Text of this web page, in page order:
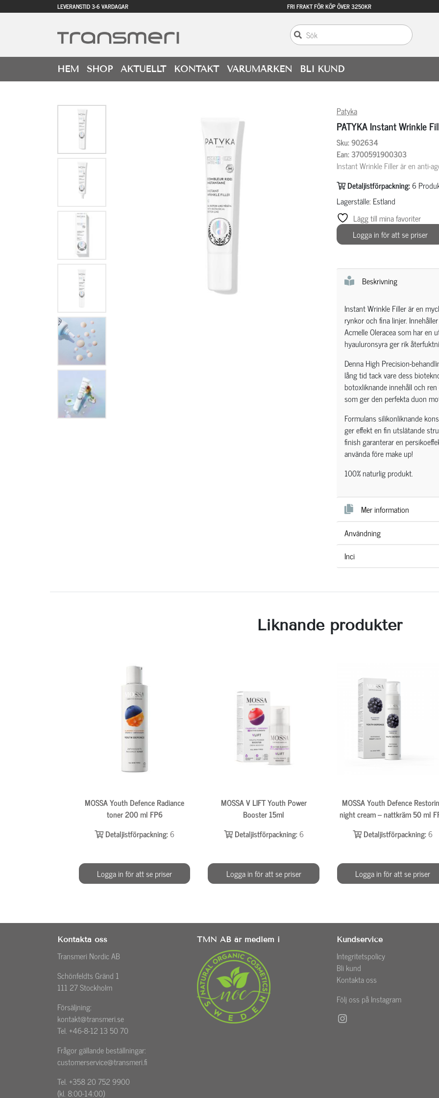
LEVERANSTID 3-6 VARDAGAR FRI FRAKT FÖR KÖP ÖVER 3250KR
HEM SHOP AKTUELLT KONTAKT VARUMÄRKEN BLI KUND
Patyka
PATYKA Instant Wrinkle
Sku: 902634
Ean: 3700591900303
Instant Wrinkle Filler är en anti-
Detaljistförpackning:6
Lagerställe: Estland
Lägg till mina favoriter
Logga in för att se priser
Beskrivning
Instant Wrinkle Filler är en
rynkor och fina linjer.
Acmelle Oleracea som har en
hyauluronsyra ger rik
Denna High Precision-
lång tid tack vare dess
botoxliknande innehåll och
som ger den perfekta duon
Formulans silikonliknande
ger effekt en fin utslätande
finish garanterar en
använda före make up!
100% naturlig produkt.
Mer information
Användning
Inci
Liknande produkter
MOSSA Youth Defence Radiance
toner 200 ml FP6
Detaljistförpackning:6
Logga in för att se priser
MOSSA V LIFT Youth Power
Booster 15ml
Detaljistförpackning:6
Logga in för att se priser
MOSSA Youth Defence
night cream – nattkräm 50 ml
Detaljistförpackning:6
Logga in för att se priser
Kontakta oss
Transmeri Nordic AB
Schönfeldts Gränd 1
111 27 Stockholm
Försäljning:
kontakt@transmeri.se
Tel. +46-8-12 13 50 70
Frågor gällande beställningar:
customerservice@transmeri.fi
Tel. +358 20 752 9900
(kl. 8:00-14:00)
TMN AB är medlem i Kundservice
Integritetspolicy
Bli kund
Kontakta oss
Följ oss på Instagram
Instagram